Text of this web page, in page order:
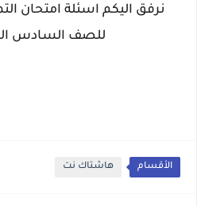
نرفق اليكم اسئلة امتحان
للصف السادس
الأقسام هاشتاك نت